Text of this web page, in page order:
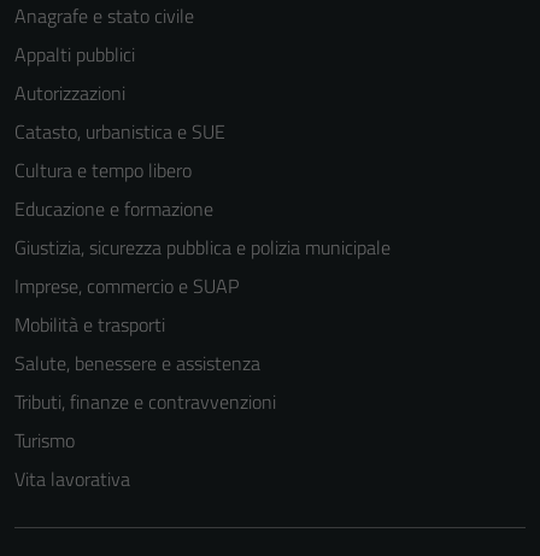
Anagrafe e stato civile
Appalti pubblici
Autorizzazioni
Catasto, urbanistica e SUE
Cultura e tempo libero
Educazione e formazione
Giustizia, sicurezza pubblica e polizia municipale
Imprese, commercio e SUAP
Mobilità e trasporti
Salute, benessere e assistenza
Tributi, finanze e contravvenzioni
Turismo
Vita lavorativa